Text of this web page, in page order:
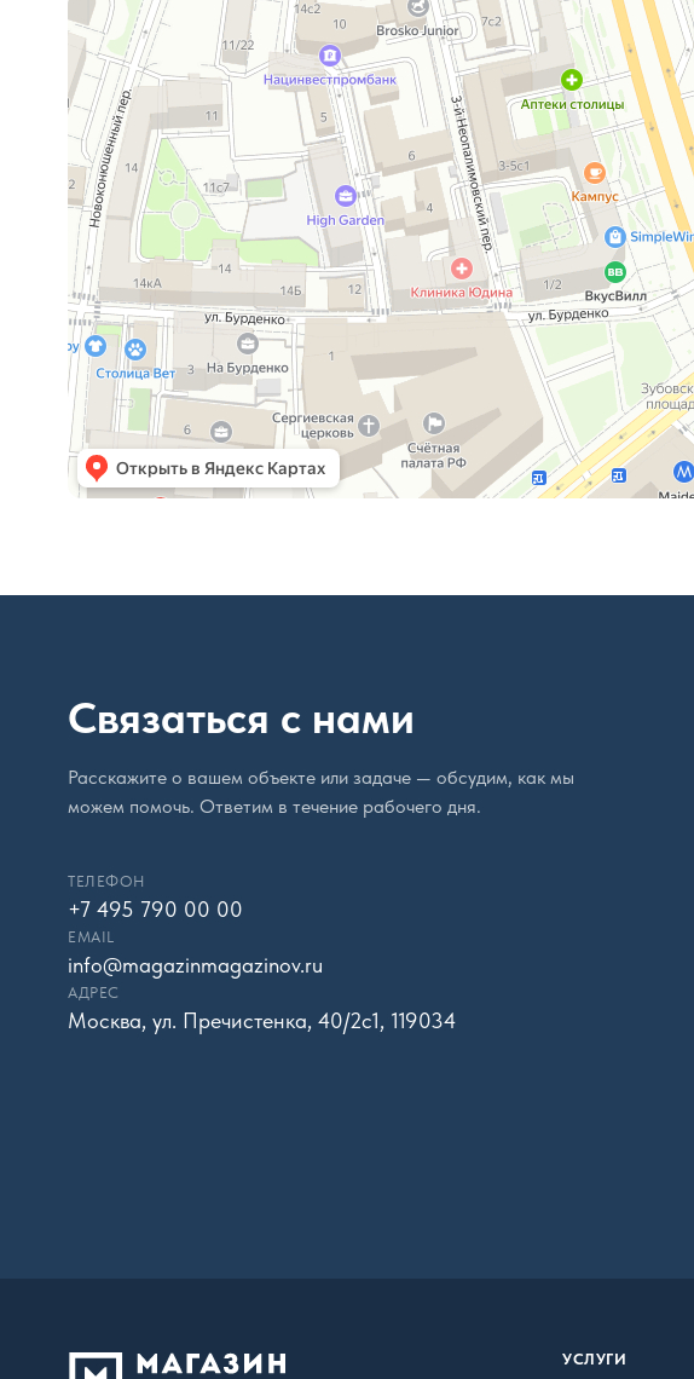
Связаться с нами
Расскажите о вашем объекте или задаче — обсудим, как мы
можем помочь. Ответим в течение рабочего дня.
ТЕЛЕФОН
+7 495 790 00 00
EMAIL
info@magazinmagazinov.ru
АДРЕС
Москва, ул. Пречистенка, 40/2с1, 119034
УСЛУГИ